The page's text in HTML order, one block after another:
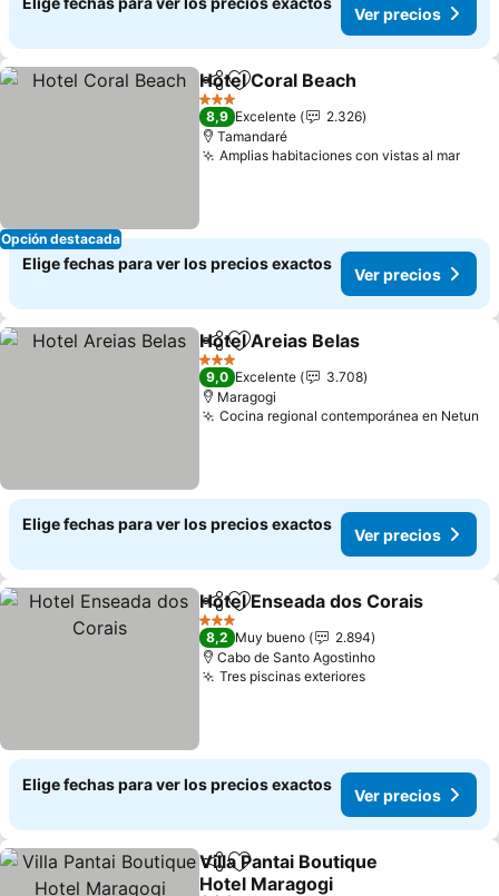
Ver precios
Opción destacada
CompartirAgregar a favoritos
Hotel Coral Beach
3 Estrellas
8,9 Excelente
2.326
Tamandaré
Amplias habitaciones con vistas al mar
Elige fechas para ver los precios exactos
Ver precios
CompartirAgregar a favoritos
Hotel Areias Belas
3 Estrellas
9,0 Excelente
3.708
Maragogi
Cocina regional contemporánea en Netun
Elige fechas para ver los precios exactos
Ver precios
CompartirAgregar a favoritos
Hotel Enseada dos Corais
3 Estrellas
8,2 Muy bueno
2.894
Cabo de Santo Agostinho
Tres piscinas exteriores
Elige fechas para ver los precios exactos
Ver precios
CompartirAgregar a favoritos
Villa Pantai Boutique
Hotel Maragogi